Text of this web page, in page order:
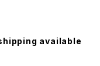
available